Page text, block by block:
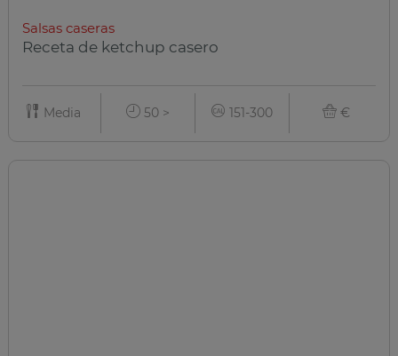
Salsas caseras
Receta de ketchup casero
Media 50 > 151-300 €